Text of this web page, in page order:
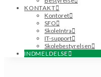
KONTAKT
Kontoret
SFO
SkoleIntra
IT-support
Skolebestyrelsen
INDMELDELSE